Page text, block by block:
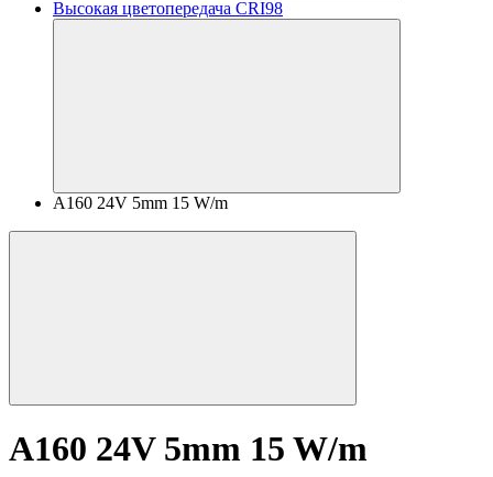
Высокая цветопередача CRI98
A160 24V 5mm 15 W/m
A160 24V 5mm 15 W/m